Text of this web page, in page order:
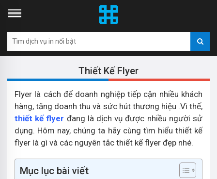
Thiết Kế Flyer
Flyer là cách để doanh nghiệp tiếp cận nhiều khách
hàng, tăng doanh thu và sức hút thương hiệu .Vì thế,
thiết kế flyer đang là dịch vụ được nhiều người sử
dụng. Hôm nay, chúng ta hãy cùng tìm hiểu thiết kế
flyer là gì và các nguyên tắc thiết kế flyer đẹp nhé.
Mục lục bài viết